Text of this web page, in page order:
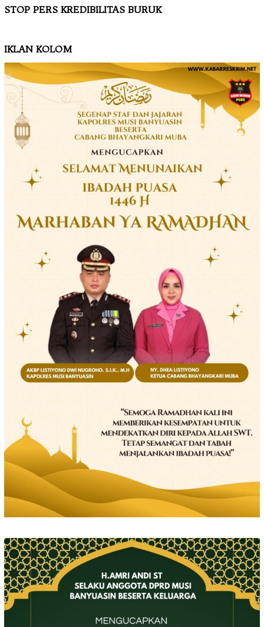
STOP PERS KREDIBILITAS BURUK
IKLAN KOLOM